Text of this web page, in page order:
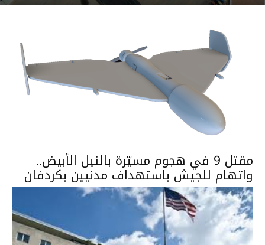
مقتل 9 في هجوم مسيّرة بالنيل الأبيض..
واتهام للجيش باستهداف مدنيين بكردفان